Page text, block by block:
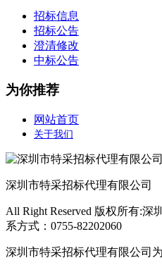
招标信息
招标公告
澄清修改
中标公告
为你推荐
网站首页
关于我们
深圳市特采招标代理有限公司
All Right Reserved 版权所有:
系方式：0755-82202060
深圳市特采招标代理有限公司